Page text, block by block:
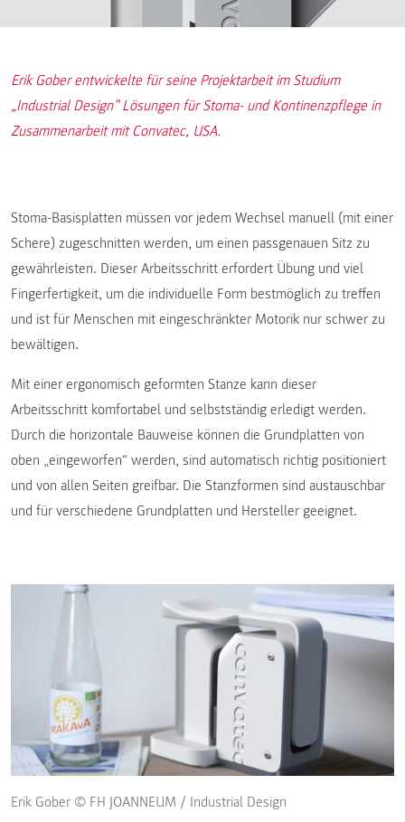
Erik Gober entwickelte für seine Projektarbeit im Studium
„Industrial Design” Lösungen für Stoma- und Kontinenzpflege in
Zusammenarbeit mit Convatec, USA.
Stoma-Basisplatten müssen vor jedem Wechsel manuell (mit einer
Schere) zugeschnitten werden, um einen passgenauen Sitz zu
gewährleisten. Dieser Arbeitsschritt erfordert Übung und viel
Fingerfertigkeit, um die individuelle Form bestmöglich zu treffen
und ist für Menschen mit eingeschränkter Motorik nur schwer zu
bewältigen.
Mit einer ergonomisch geformten Stanze kann dieser
Arbeitsschritt komfortabel und selbstständig erledigt werden.
Durch die horizontale Bauweise können die Grundplatten von
oben „eingeworfen“ werden, sind automatisch richtig positioniert
und von allen Seiten greifbar. Die Stanzformen sind austauschbar
und für verschiedene Grundplatten und Hersteller geeignet.
Erik Gober © FH JOANNEUM / Industrial Design